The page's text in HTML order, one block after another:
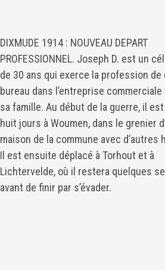
DIXMUDE 1914 : NOUVEAU DEPART
PROFESSIONNEL. Joseph D. est un
de 30 ans qui exerce la profession de
bureau dans l’entreprise
sa famille. Au début de la guerre, il
huit jours à Woumen, dans le grenier
maison de la commune avec d’autres
Il est ensuite déplacé à Torhout et à
Lichtervelde, où il restera quelques
avant de finir par s’évader.